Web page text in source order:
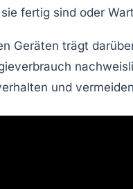
fertig sind oder
Geräten trägt
und